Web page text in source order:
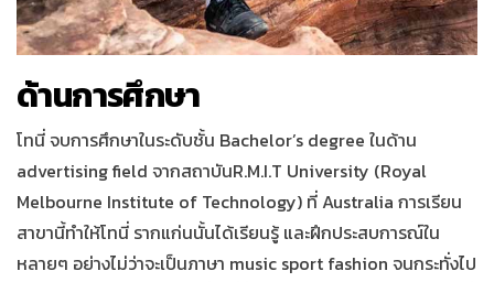
ด้านการศึกษา
โทนี่ จบการศึกษาในระดับชั้น Bachelor’s degree ในด้าน
advertising field จากสถาบันR.M.I.T University (Royal
Melbourne Institute of Technology) ที่ Australia การเรียน
สาขานี้ทำให้โทนี่ รากแก่นนั้นได้เรียนรู้ และฝึกประสบการณ์ใน
หลายๆ อย่างไม่ว่าจะเป็นภาษา music sport fashion จนกระทั่งไป